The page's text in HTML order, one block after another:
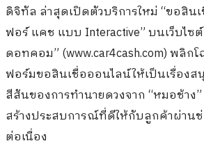
ดิจิทัล ล่าสุดเปิดตัวบริการใหม่ “ขอสิน
ฟอร์ แคช แบบ Interactive” บนเว็บไซ
ดอทคอม” (www.car4cash.com) พลิก
ฟอร์มขอสินเชื่อออนไลน์ให้เป็นเรื่องส
สีสันของการทำนายดวงจาก “หมอช้าง
สร้างประสบการณ์ที่ดีให้กับลูกค้าผ่าน
ต่อเนื่อง